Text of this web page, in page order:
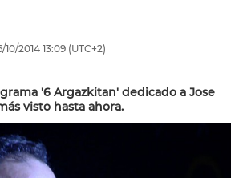
10/201413:09 (UTC+2)
'6 Argazkitan' dedicado a Jose
visto hasta ahora.